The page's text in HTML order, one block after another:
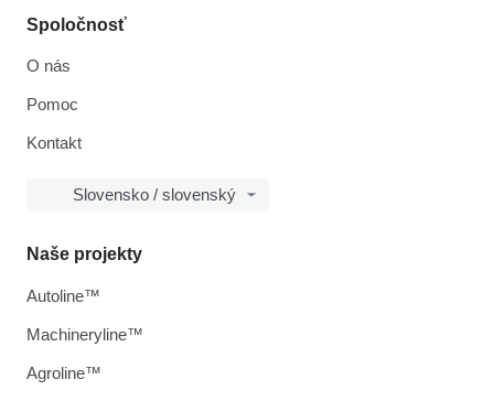
Spoločnosť
O nás
Pomoc
Kontakt
Slovensko / slovenský
Naše projekty
Autoline™
Machineryline™
Agroline™